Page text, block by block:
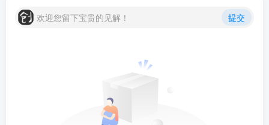
欢迎您留下宝贵的见解！ 提交